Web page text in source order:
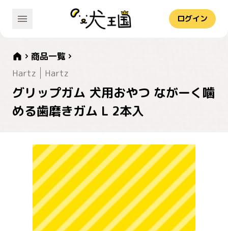
ログイン
商品一覧
Hartz
Hartz
グリップガム 犬用おやつ ながーく噛
める歯磨きガム L 2本入